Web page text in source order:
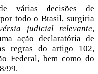
várias decisões de
todo o Brasil, surgiria
judicial relevante,
ação declaratória de
regras do artigo 102,
Federal, bem como do
99.